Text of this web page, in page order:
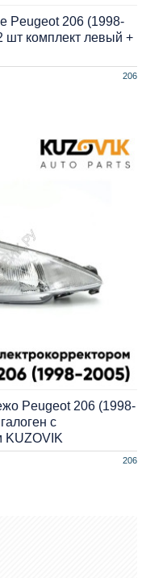
206
Peugeot 206 (1998-
шт комплект левый +
206
Peugeot 206 (1998-
с
KUZOVIK